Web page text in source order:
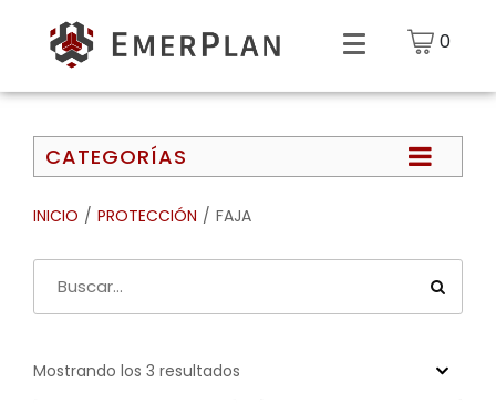
0
CATEGORÍAS
INICIO / PROTECCIÓN / FAJA
Mostrando los 3 resultados